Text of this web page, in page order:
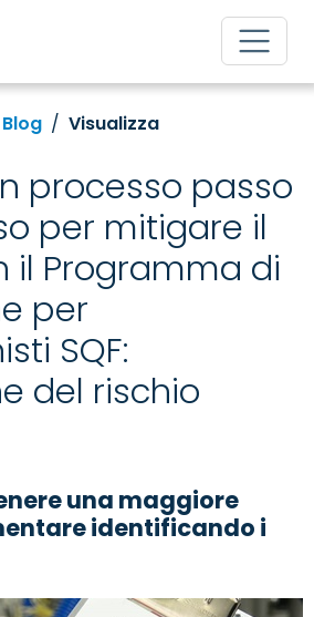
Blog Visualizza
processo passo
per mitigare il
il Programma di
per
SQF:
del rischio
una maggiore
identificando i